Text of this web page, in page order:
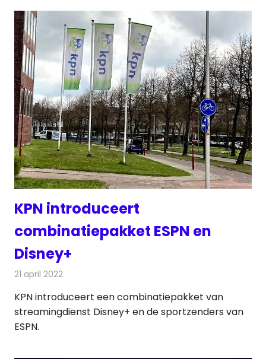
KPN introduceert
combinatiepakket ESPN en
Disney+
21 april 2022
KPN introduceert een combinatiepakket van
streamingdienst Disney+ en de sportzenders van
ESPN.